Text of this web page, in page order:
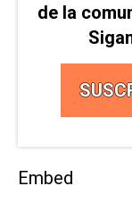
de la
Embed